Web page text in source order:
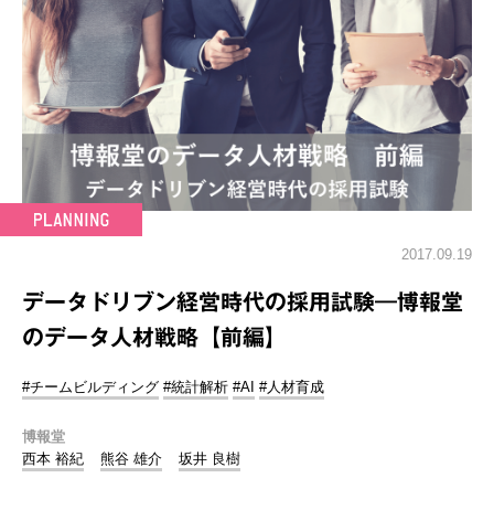
2017.09.19
データドリブン経営時代の採用試験―博報堂
のデータ人材戦略【前編】
#チームビルディング #統計解析 #AI #人材育成
博報堂
西本 裕紀
熊谷 雄介 坂井 良樹